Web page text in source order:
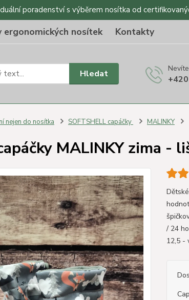
poradenství s výběrem nosítka od
ergonomických nosítek Kontakty
Hledat
nejen do nosítka SOFTSHELL capáčky MALINKY
MALINKY zima -
/ 24
12,5 -